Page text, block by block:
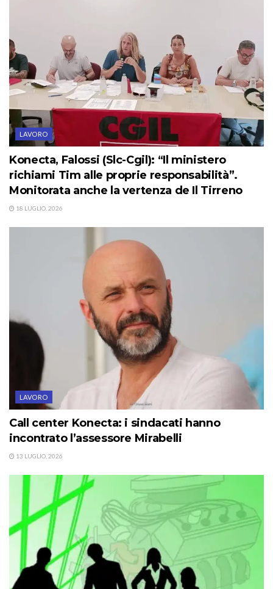
LAVORO
Konecta, Falossi (Slc-Cgil): “Il ministero
richiami Tim alle proprie responsabilità”.
Monitorata anche la vertenza de Il Tirreno
18 LUGLIO, 2026
LAVORO
Call center Konecta: i sindacati hanno
incontrato l’assessore Mirabelli
13 LUGLIO, 2026